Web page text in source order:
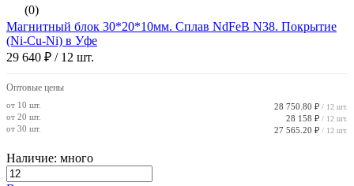
(0)
Магнитный блок 30*20*10мм. Сплав NdFeB N38. Покрытие
(Ni-Cu-Ni) в Уфе
29 640 ₽ / 12 шт.
Оптовые цены
от 10 шт. 28 750.80 ₽ / 12 шт.
от 20 шт. 28 158 ₽ / 12 шт.
от 30 шт. 27 565.20 ₽ / 12 шт.
Наличие: много